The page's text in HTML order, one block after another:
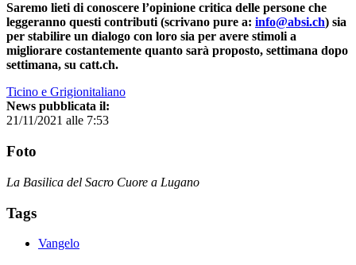
Saremo lieti di conoscere l’opinione critica delle persone che
leggeranno questi contributi (scrivano pure a: info@absi.ch) sia
per stabilire un dialogo con loro sia per avere stimoli a
migliorare costantemente quanto sarà proposto, settimana dopo
settimana, su catt.ch.
Ticino e Grigionitaliano
News pubblicata il:
21/11/2021 alle 7:53
Foto
La Basilica del Sacro Cuore a Lugano
Tags
Vangelo